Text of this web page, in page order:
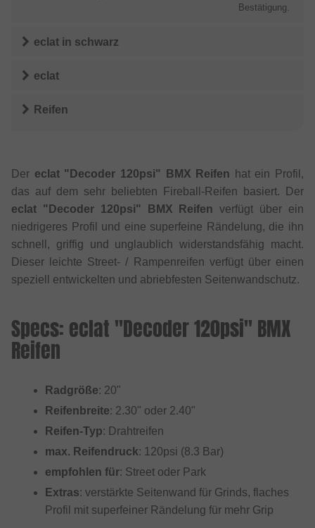
Bestätigung.
eclat in schwarz
eclat
Reifen
Der eclat "Decoder 120psi" BMX Reifen hat ein Profil,
das auf dem sehr beliebten Fireball-Reifen basiert. Der
eclat "Decoder 120psi" BMX Reifen verfügt über ein
niedrigeres Profil und eine superfeine Rändelung, die ihn
schnell, griffig und unglaublich widerstandsfähig macht.
Dieser leichte Street- / Rampenreifen verfügt über einen
speziell entwickelten und abriebfesten Seitenwandschutz.
Specs: eclat "Decoder 120psi" BMX
Reifen
Radgröße: 20"
Reifenbreite: 2.30" oder 2.40"
Reifen-Typ: Drahtreifen
max. Reifendruck: 120psi (8.3 Bar)
empfohlen für: Street oder Park
Extras: verstärkte Seitenwand für Grinds, flaches
Profil mit superfeiner Rändelung für mehr Grip